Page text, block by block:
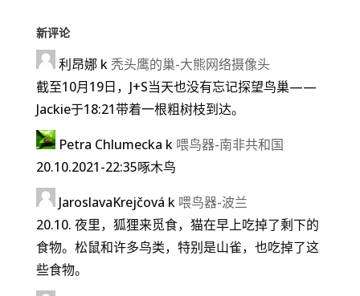
新评论
利昂娜k秃头鹰的巢-大熊网络摄像头
截至10月19日，J+S当天也没有忘记探望鸟巢——
Jackie于18:21带着一根粗树枝到达。
Petra Chlumecka k 喂鸟器-南非共和国
20.10.2021-22:35啄木鸟
JaroslavaKrejčová k 喂鸟器-波兰
20.10. 夜里，狐狸来觅食，猫在早上吃掉了剩下的
食物。松鼠和许多鸟类，特别是山雀，也吃掉了这
些食物。